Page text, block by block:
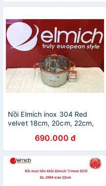
Nồi Elmich inox 304 Red
velvet 18cm, 20cm, 22cm,
690.000 đ